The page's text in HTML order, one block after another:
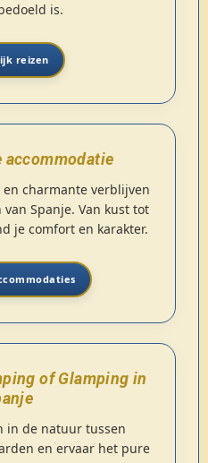
is.
reizen
accommodatie
charmante verblijven
Spanje. Van kust tot
je comfort en karakter.
of Glamping in
in de natuur tussen
en ervaar het pure